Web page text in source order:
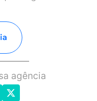
agência